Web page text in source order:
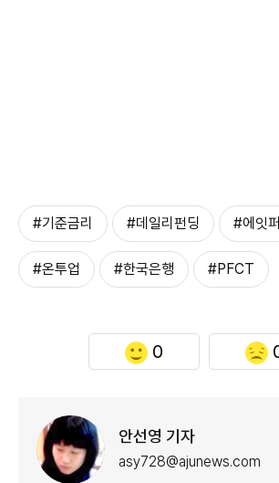
#기준금리 #데일리펀딩 #에잇
#온투업 #한국은행 #PFCT
0
안선영 기자
asy728@ajunews.com